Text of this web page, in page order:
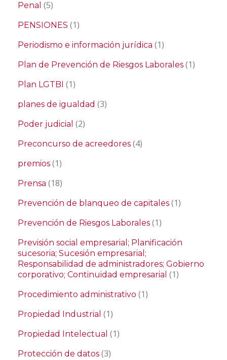
Penal (5)
PENSIONES (1)
Periodismo e información jurídica (1)
Plan de Prevención de Riesgos Laborales (1)
Plan LGTBI (1)
planes de igualdad (3)
Poder judicial (2)
Preconcurso de acreedores (4)
premios (1)
Prensa (18)
Prevención de blanqueo de capitales (1)
Prevención de Riesgos Laborales (1)
Previsión social empresarial; Planificación
sucesoria; Sucesión empresarial;
Responsabilidad de administradores; Gobierno
corporativo; Continuidad empresarial (1)
Procedimiento administrativo (1)
Propiedad Industrial (1)
Propiedad Intelectual (1)
Protección de datos (3)